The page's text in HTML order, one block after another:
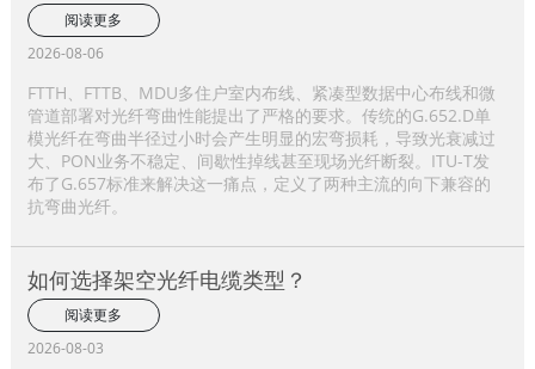
阅读更多
2026-08-06
FTTH、FTTB、MDU多住户室内布线、紧凑型数据中心布线和微
管道部署对光纤弯曲性能提出了严格的要求。传统的G.652.D单
模光纤在弯曲半径过小时会产生明显的宏弯损耗，导致光衰减过
大、PON业务不稳定、间歇性掉线甚至现场光纤断裂。ITU-T发
布了G.657标准来解决这一痛点，定义了两种主流的向下兼容的
抗弯曲光纤。
如何选择架空光纤电缆类型？
阅读更多
2026-08-03